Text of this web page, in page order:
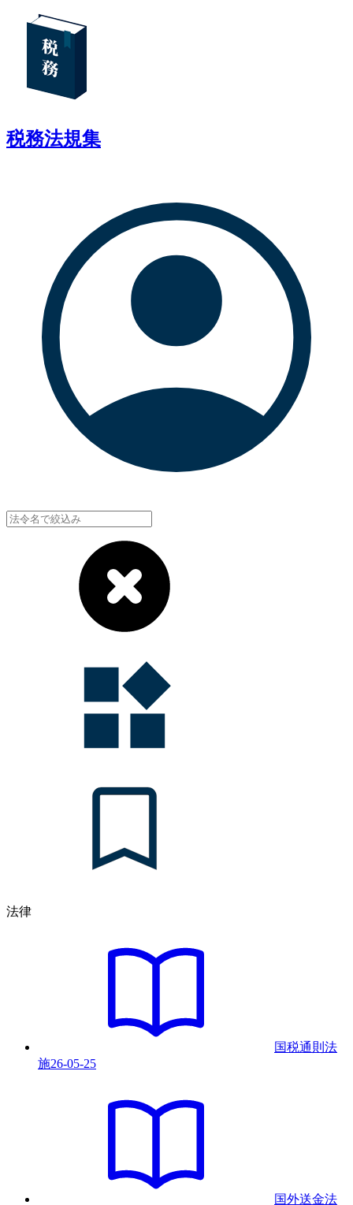
税務法規集
法律
国税通則法
施26-05-25
国外送金法